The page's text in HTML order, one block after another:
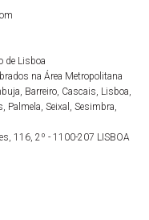
de Lisboa
na Área Metropolitana
Barreiro, Cascais, Lisboa,
Palmela, Seixal, Sesimbra,
116, 2º - 1100-207 LISBOA